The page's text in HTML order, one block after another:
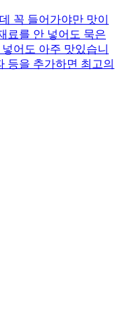
꼭 들어가야만 맛이
료를 안 넣어도 묵은
어도 아주 맛있습니
등을 추가하면 최고의